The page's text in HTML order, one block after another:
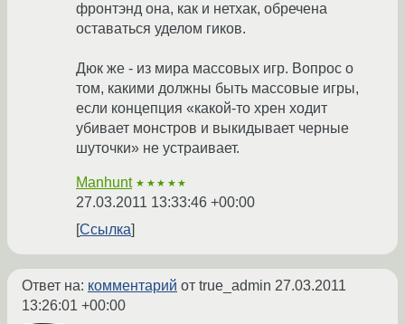
фронтэнд она, как и нетхак, обречена
оставаться уделом гиков.
Дюк же - из мира массовых игр. Вопрос о
том, какими должны быть массовые игры,
если концепция «какой-то хрен ходит
убивает монстров и выкидывает черные
шуточки» не устраивает.
Manhunt ★★★★★
27.03.2011 13:33:46 +00:00
Ссылка
Ответ на: комментарий от true_admin 27.03.2011
13:26:01 +00:00